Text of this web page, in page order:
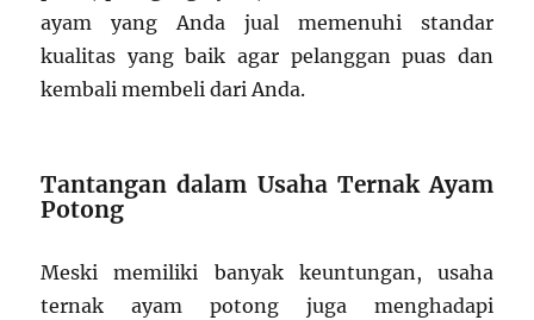
ayam yang Anda jual memenuhi standar
kualitas yang baik agar pelanggan puas dan
kembali membeli dari Anda.
Tantangan dalam Usaha Ternak Ayam
Potong
Meski memiliki banyak keuntungan, usaha
ternak ayam potong juga menghadapi